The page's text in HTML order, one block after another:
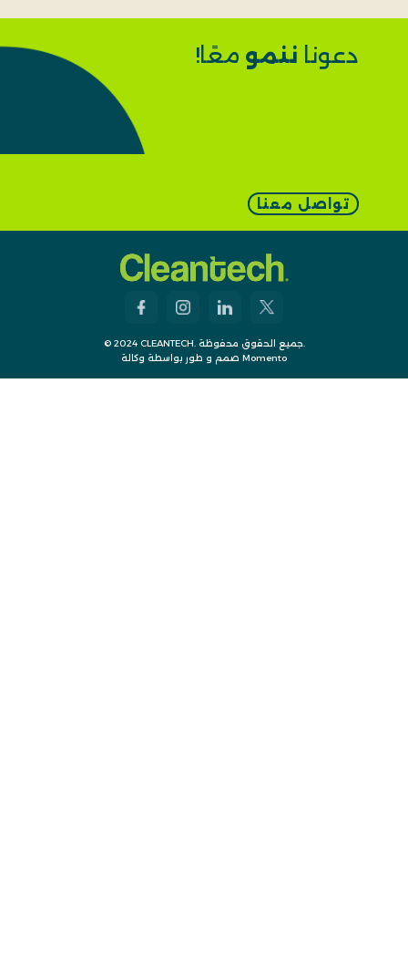
دعونا ننمو معًا!
تواصل معنا
© 2024 CLEANTECH. جميع الحقوق محفوظة.
صمم و طور بواسطة وكالة Momento